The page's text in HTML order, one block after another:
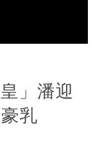
」潘迎
乳